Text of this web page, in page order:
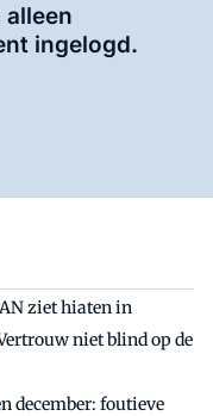
ingelogd.
ziet hiaten in
niet blind op de
december: foutieve